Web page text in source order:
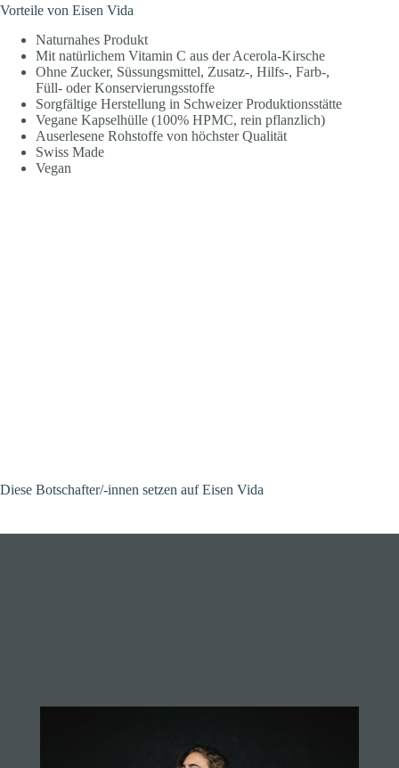
Vorteile von Eisen Vida
Naturnahes Produkt
Mit natürlichem Vitamin C aus der Acerola-Kirsche
Ohne Zucker, Süssungsmittel, Zusatz-, Hilfs-, Farb-,
Füll- oder Konservierungsstoffe
Sorgfältige Herstellung in Schweizer Produktionsstätte
Vegane Kapselhülle (100% HPMC, rein pflanzlich)
Auserlesene Rohstoffe von höchster Qualität
Swiss Made
Vegan
Diese Botschafter/-innen setzen auf Eisen Vida